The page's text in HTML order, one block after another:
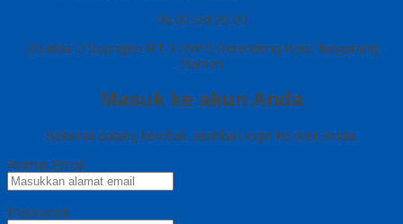
08.00 s/d 20.00
Jl Letda D Suprapto RT 3 RW 5 Gerendeng Kota Tangerang
Banten
Masuk ke akun Anda
Selamat datang kembali, silahkan login ke akun Anda.
Alamat Email
Password